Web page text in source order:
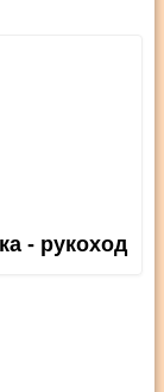
- рукоход